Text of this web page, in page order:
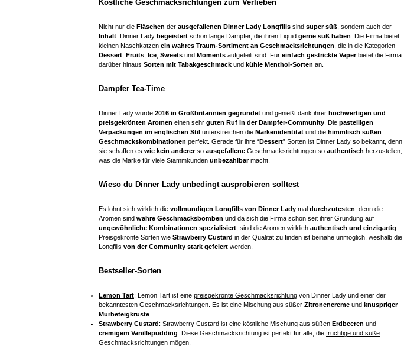
Köstliche Geschmacksrichtungen zum Verlieben
Nicht nur die Fläschen der ausgefallenen Dinner Lady Longfills sind super süß , sondern auch der
Inhalt . Dinner Lady begeistert schon lange Dampfer, die ihren Liquid gerne süß haben . Die Firma bietet
kleinen Naschkatzen ein wahres Traum-Sortiment an Geschmacksrichtungen , die in die Kategorien
Dessert Fruits Ice Sweets und Moments aufgeteilt sind. Für einfach gestrickte Vaperbietet die Firma
darüber hinaus Sorten mit Tabakgeschmack und kühle Menthol-Sorten an.
Dampfer Tea-Time
Dinner Lady wurde 2016 in Großbritannien gegründet und genießt dank ihrer hochwertigen und
preisgekrönten Aromen einen sehr guten Ruf in der Dampfer-Community . Die pastelligen
Verpackungen im englischen Stil unterstreichen die Markenidentität und die himmlisch süßen
Geschmackskombinationen perfekt. Gerade für ihre “Dessert” Sorten ist Dinner Lady so bekannt, denn
sie schaffen es wie kein andererso ausgefallene Geschmacksrichtungen so authentisch herzustellen,
was die Marke für viele Stammkunden unbezahlbarmacht.
Wieso du Dinner Lady unbedingt ausprobieren solltest
Es lohnt sich wirklich die vollmundigen Longfills von Dinner Lady mal durchzutesten , denn die
Aromen sind wahre Geschmacksbomben und da sich die Firma schon seit ihrer Gründung auf
ungewöhnliche Kombinationen spezialisiert , sind die Aromen wirklich authentisch und einzigartig
Preisgekrönte Sorten wie Strawberry Custard in der Qualität zu finden ist beinahe unmöglich, weshalb die
Longfills von der Community stark gefeiert werden.
Bestseller-Sorten
Lemon Tart: Lemon Tart ist eine preisgekrönte Geschmacksrichtung von Dinner Lady und einer der
bekanntesten Geschmacksrichtungen . Es ist eine Mischung aus süßer Zitronencreme und knuspriger
Mürbeteigkruste
Strawberry Custard: Strawberry Custard ist eine köstliche Mischung aus süßen Erdbeeren und
cremigem Vanillepudding . Diese Geschmacksrichtung ist perfekt für alle, die fruchtige und süße
Geschmacksrichtungen mögen.